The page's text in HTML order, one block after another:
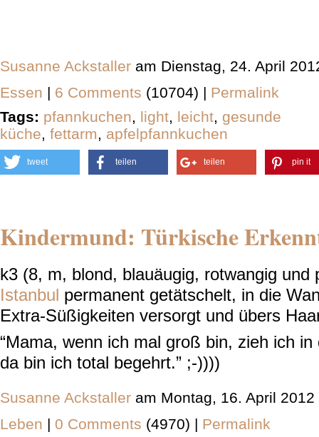
Susanne Ackstaller am Dienstag, 24. April
Essen | 6 Comments (10704) | Permalink
Tags: pfannkuchen, light, leicht, gesunde
küche, fettarm, apfelpfannkuchen
tweet teilen teilen pin it
Kindermund: Türkische
k3 (8, m, blond, blauäugig, rotwangig
Istanbul permanent getätschelt, in die
Extra-Süßigkeiten versorgt und übers
“Mama, wenn ich mal groß bin, zieh ich
da bin ich total begehrt.” ;-))))
Susanne Ackstaller am Montag, 16. April
Leben | 0 Comments (4970) | Permalink